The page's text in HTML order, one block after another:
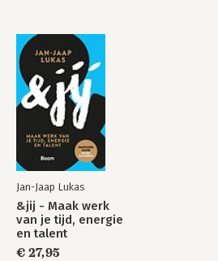
Bekijk alle boeken
Gouden greep 8: Onderhoud je mappen
Jan-Jaap Lukas
&jij - Maak werk
van je tijd, energie
en talent
€ 27,95